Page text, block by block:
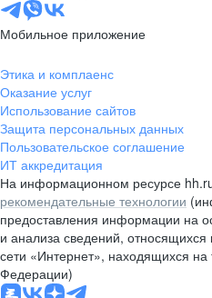
Мобильное приложение
Этика и комплаенс
Оказание услуг
Использование сайтов
Защита персональных данных
Пользовательское соглашение
ИТ аккредитация
На информационном ресурсе
рекомендательные технологии
предоставления информации на
и анализа сведений,
сети «Интернет», находящихся на
Федерации)